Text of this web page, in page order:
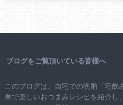
ブログをご覧頂いている皆様へ
このブログは、自宅での晩酌「宅飲
単で楽しいおつまみレシピを紹介し